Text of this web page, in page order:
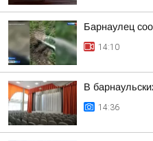
Барнаулец
14:10
В
14:36